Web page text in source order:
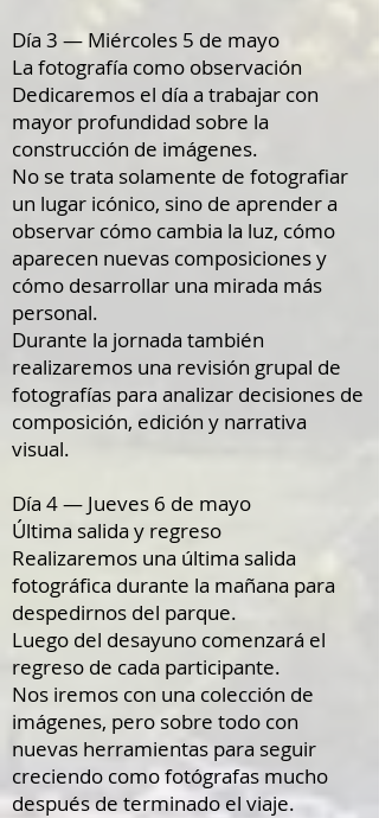
Día 3 — Miércoles 5 de mayo
La fotografía como observación
Dedicaremos el día a trabajar con
mayor profundidad sobre la
construcción de imágenes.
No se trata solamente de fotografiar
un lugar icónico, sino de aprender a
observar cómo cambia la luz, cómo
aparecen nuevas composiciones y
cómo desarrollar una mirada más
personal.
Durante la jornada también
realizaremos una revisión grupal de
fotografías para analizar decisiones de
composición, edición y narrativa
visual.
Día 4 — Jueves 6 de mayo
Última salida y regreso
Realizaremos una última salida
fotográfica durante la mañana para
despedirnos del parque.
Luego del desayuno comenzará el
regreso de cada participante.
Nos iremos con una colección de
imágenes, pero sobre todo con
nuevas herramientas para seguir
creciendo como fotógrafas mucho
después de terminado el viaje.